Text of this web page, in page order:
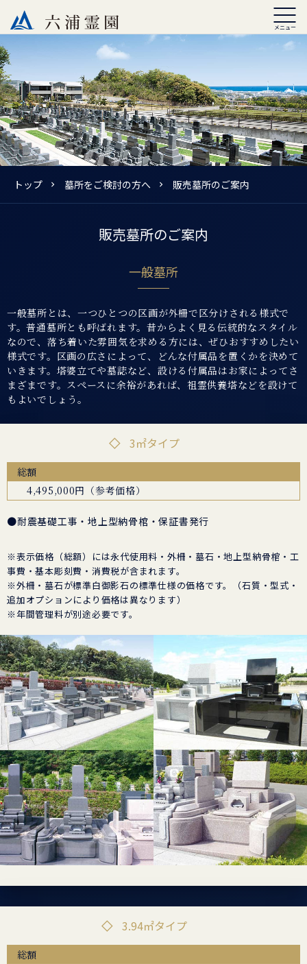
トップ 墓所をご検討の方へ 販売墓所のご案内
販売墓所のご案内
一般墓所
一般墓所とは、一つひとつの区画が外柵で区分けされる様式で
す。普通墓所とも呼ばれます。昔からよく見る伝統的なスタイル
なので、落ち着いた雰囲気を求める方には、ぜひおすすめしたい
様式です。区画の広さによって、どんな付属品を置くかを決めて
いきます。塔婆立てや墓誌など、設ける付属品はお家によってさ
まざまです。スペースに余裕があれば、祖霊供養塔などを設けて
3㎡タイプ
総額
4,495,000円（参考価格）
●耐震基礎工事・地上型納骨棺・保証書発行
※表示価格（総額）には永代使用料・外柵・墓石・地上型納骨棺・工
事費・基本彫刻費・消費税が含まれます。
※外柵・墓石が標準白御影石の標準仕様の価格です。（石質・型式・
追加オプションにより価格は異なります）
※年間管理料が別途必要です。
3.94㎡タイプ
総額